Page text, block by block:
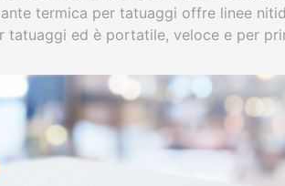
termica per tatuaggi offre linee
tatuaggi ed è portatile, veloce e per